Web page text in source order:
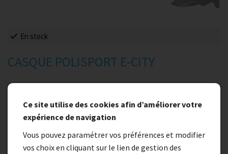
En stock
CASQUE POLISPORT E-CITY
70,00 €
Ce site utilise des cookies afin d’améliorer votre
expérience de navigation
Vous pouvez paramétrer vos préférences et modifier
vos choix en cliquant sur le lien de gestion des